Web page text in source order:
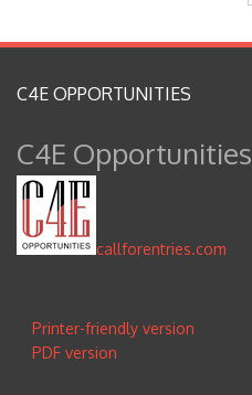
C4E OPPORTUNITIES
C4E Opportunities
callforentries.com
Printer-friendly version
PDF version